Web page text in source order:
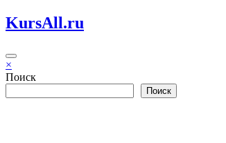
Перейти
к
KursAll.ru
×
Поиск
Поиск